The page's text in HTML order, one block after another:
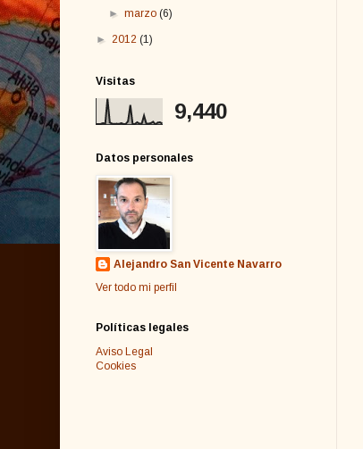
►marzo (6)
► 2012 (1)
Visitas
9,440
Datos personales
Alejandro San Vicente Navarro
Ver todo mi perfil
Políticas legales
Aviso Legal
Cookies